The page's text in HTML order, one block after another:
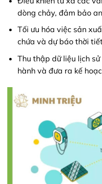
dòng chảy, đảm bảo
Tối ưu hóa việc sản
chứa và dự báo thời
Thu thập dữ liệu lịch
hành và đưa ra kế